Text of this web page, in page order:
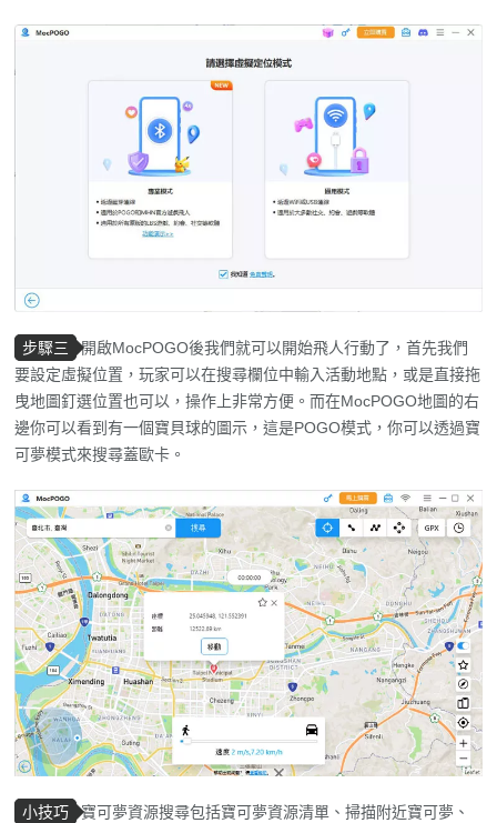
步驟三
開啟MocPOGO後我們就可以開始飛人行動了，首先我們
要設定虛擬位置，玩家可以在搜尋欄位中輸入活動地點，或是直接拖
曳地圖釘選位置也可以，操作上非常方便。而在MocPOGO地圖的右
邊你可以看到有一個寶貝球的圖示，這是POGO模式，你可以透過寶
可夢模式來搜尋蓋歐卡。
小技巧
寶可夢資源搜尋包括寶可夢資源清單、掃描附近寶可夢、